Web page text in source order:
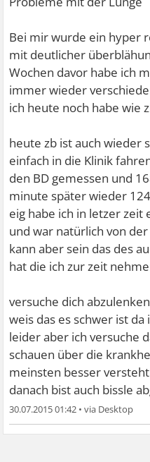
Bei mir wurde ein hyper
mit deutlicher
Wochen davor habe ich
immer wieder
ich heute noch habe wie
heute zb ist auch wieder
einfach in die Klinik
den BD gemessen und
minute später wieder
eig habe ich in letzer
und war natürlich von
kann aber sein das des
hat die ich zur zeit
versuche dich
weis das es schwer ist
leider aber ich versuche
schauen über die
meinsten besser
danach bist auch bissle
30.07.2015 01:42 •